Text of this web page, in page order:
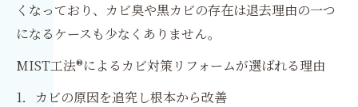
くなっており、カビ臭や黒カビの存在は退去理由の一つ
になるケースも少なくありません。
MIST工法®によるカビ対策リフォームが選ばれる理由
1．カビの原因を追究し根本から改善